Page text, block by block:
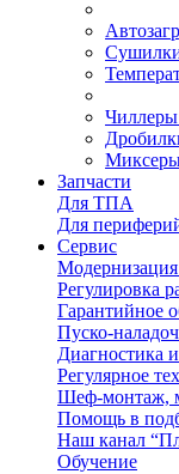
Миксеры
Запчасти
Для ТПА
Для
Сервис
Модернизация
Регулировка
Гарантийное
Пуско-
Диагностика
Регулярное
Шеф-монтаж,
Помощь в
Наш канал
Обучение